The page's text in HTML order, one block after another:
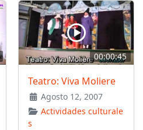
00:00:45
Teatro: Viva Moliere
Agosto 12, 2007
Actividades culturale
s